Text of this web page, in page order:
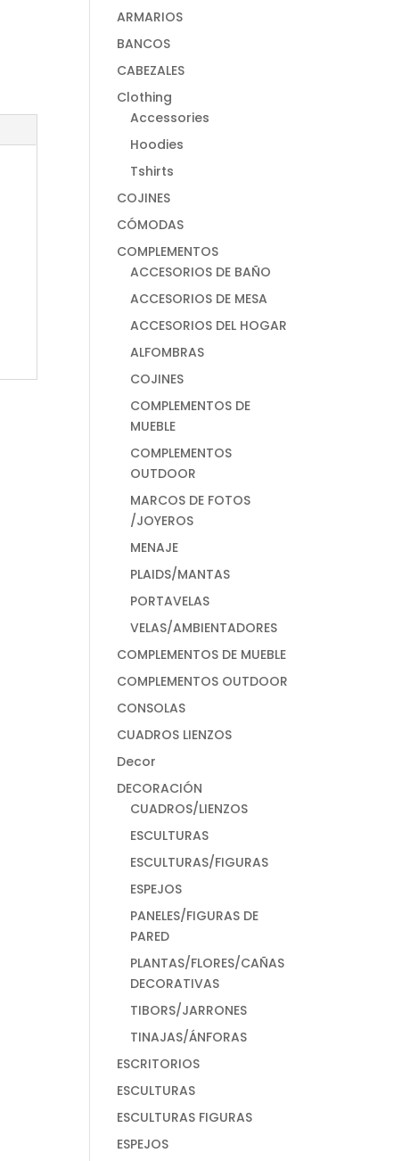
ARMARIOS
BANCOS
CABEZALES
Clothing
Accessories
Hoodies
Tshirts
COJINES
CÓMODAS
COMPLEMENTOS
ACCESORIOS DE BAÑO
ACCESORIOS DE MESA
ACCESORIOS DEL HOGAR
ALFOMBRAS
COJINES
COMPLEMENTOS DE
MUEBLE
COMPLEMENTOS
OUTDOOR
MARCOS DE FOTOS
/JOYEROS
MENAJE
PLAIDS/MANTAS
PORTAVELAS
VELAS/AMBIENTADORES
COMPLEMENTOS DE MUEBLE
COMPLEMENTOS OUTDOOR
CONSOLAS
CUADROS LIENZOS
Decor
DECORACIÓN
CUADROS/LIENZOS
ESCULTURAS
ESCULTURAS/FIGURAS
ESPEJOS
PANELES/FIGURAS DE
PARED
PLANTAS/FLORES/CAÑAS
DECORATIVAS
TIBORS/JARRONES
TINAJAS/ÁNFORAS
ESCRITORIOS
ESCULTURAS
ESCULTURAS FIGURAS
ESPEJOS